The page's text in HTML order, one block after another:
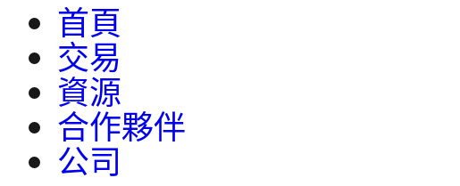
首頁
交易
資源
合作夥伴
公司